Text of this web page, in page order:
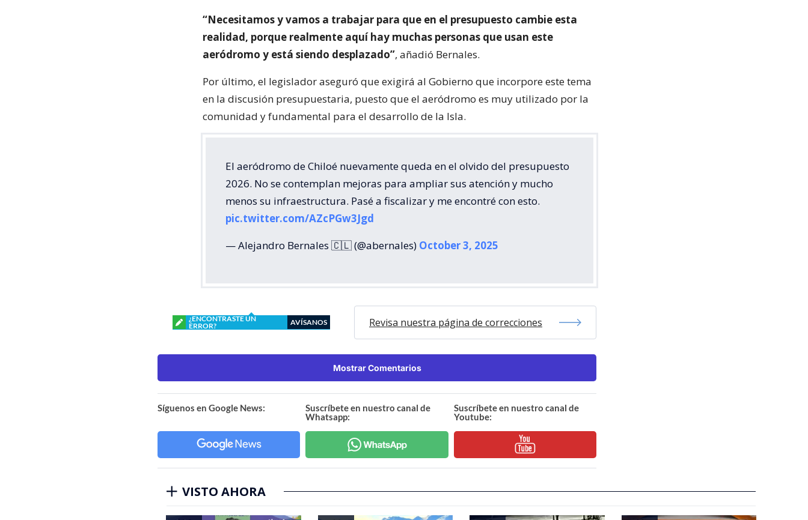
“Necesitamos y vamos a trabajar para que en el presupuesto cambie esta
realidad, porque realmente aquí hay muchas personas que usan este
aeródromo y está siendo desplazado”, añadió Bernales.
Por último, el legislador aseguró que exigirá al Gobierno que incorpore este tema
en la discusión presupuestaria, puesto que el aeródromo es muy utilizado por la
comunidad y fundamental para el desarrollo de la Isla.
El aeródromo de Chiloé nuevamente queda en el olvido del presupuesto
2026. No se contemplan mejoras para ampliar sus atención y mucho
menos su infraestructura. Pasé a fiscalizar y me encontré con esto.
pic.twitter.com/AZcPGw3Jgd
— Alejandro Bernales 🇨🇱 (@abernales) October 3, 2025
¿ENCONTRASTE UN
ERROR?
AVÍSANOS Revisa nuestra página de correcciones
Mostrar Comentarios
Síguenos en Google News:
Suscríbete en nuestro canal de
Whatsapp:
Suscríbete en nuestro canal de
Youtube:
VISTO AHORA